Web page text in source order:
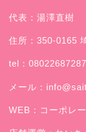
代表：湯澤直樹
住所：350-0165
tel：08022687287
メール：
WEB： コーポレ